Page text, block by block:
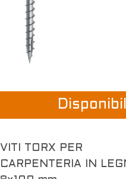
VITI TORX PER
CARPENTERIA IN